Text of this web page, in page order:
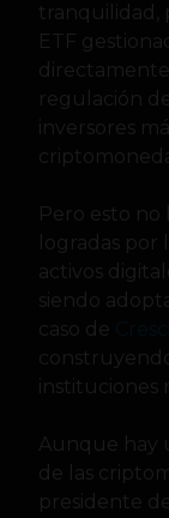
tranquilidad,
ETF
regulación
inversores
Pero esto no
logradas por
activos
siendo
caso de
instituciones
Aunque hay
de las
presidente